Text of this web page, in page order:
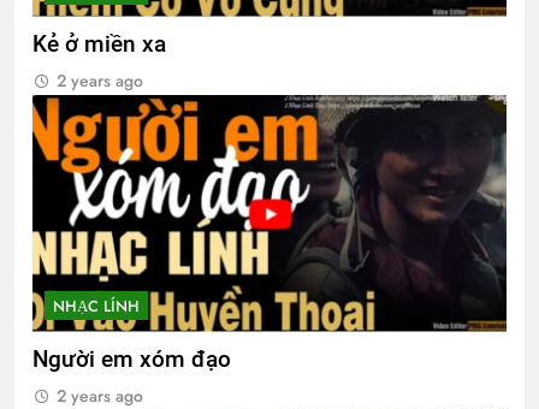
Kẻ ở miền xa
2 years ago
NHẠC LÍNH
Người em xóm đạo
2 years ago